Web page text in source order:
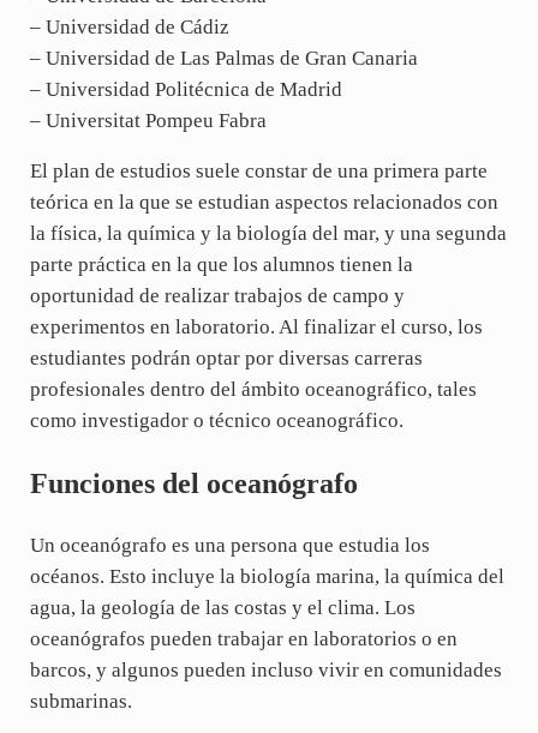
– Universidad de Cádiz
– Universidad de Las Palmas de Gran Canaria
– Universidad Politécnica de Madrid
– Universitat Pompeu Fabra
El plan de estudios suele constar de una primera parte
teórica en la que se estudian aspectos relacionados con
la física, la química y la biología del mar, y una segunda
parte práctica en la que los alumnos tienen la
oportunidad de realizar trabajos de campo y
experimentos en laboratorio. Al finalizar el curso, los
estudiantes podrán optar por diversas carreras
profesionales dentro del ámbito oceanográfico, tales
como investigador o técnico oceanográfico.
Funciones del oceanógrafo
Un oceanógrafo es una persona que estudia los
océanos. Esto incluye la biología marina, la química del
agua, la geología de las costas y el clima. Los
oceanógrafos pueden trabajar en laboratorios o en
barcos, y algunos pueden incluso vivir en comunidades
submarinas.